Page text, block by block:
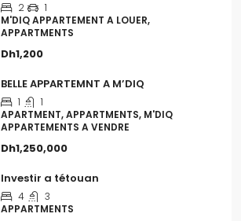
2
1
M'DIQ APPARTEMENT A LOUER,
APPARTMENTS
Dh1,200
BELLE APPARTEMNT A M’DIQ
1
1
APARTMENT, APPARTMENTS, M'DIQ
APPARTEMENTS A VENDRE
Dh1,250,000
Investir a tétouan
4
3
APPARTMENTS